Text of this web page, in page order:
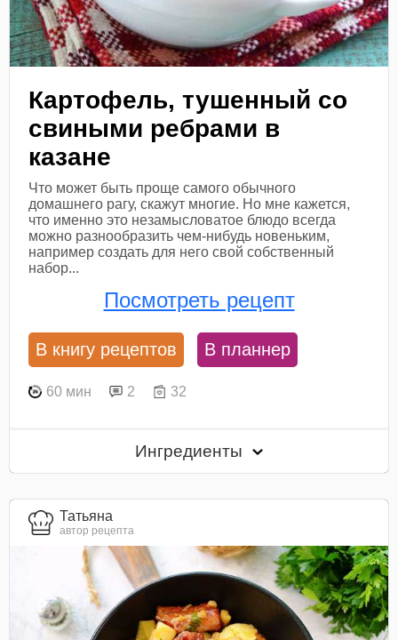
Картофель, тушенный со
свиными ребрами в
казане
Что может быть проще самого обычного
домашнего рагу, скажут многие. Но мне кажется,
что именно это незамысловатое блюдо всегда
можно разнообразить чем-нибудь новеньким,
например создать для него свой собственный
набор...
Посмотреть рецепт
В книгу рецептов В планнер
60 мин 2 32
Ингредиенты
Татьяна
автор рецепта